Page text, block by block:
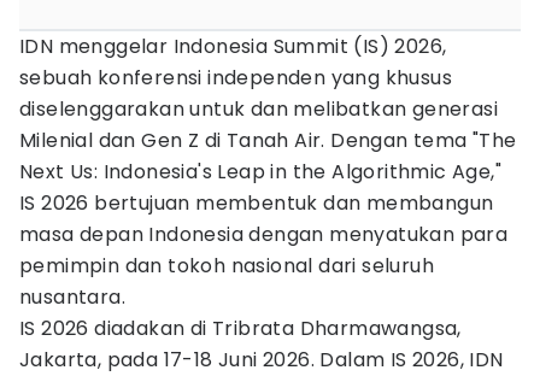
IDN menggelar Indonesia Summit (IS) 2026,
sebuah konferensi independen yang khusus
diselenggarakan untuk dan melibatkan generasi
Milenial dan Gen Z di Tanah Air. Dengan tema "The
Next Us: Indonesia's Leap in the Algorithmic Age,"
IS 2026 bertujuan membentuk dan membangun
masa depan Indonesia dengan menyatukan para
pemimpin dan tokoh nasional dari seluruh
nusantara.
IS 2026 diadakan di Tribrata Dharmawangsa,
Jakarta, pada 17-18 Juni 2026. Dalam IS 2026, IDN